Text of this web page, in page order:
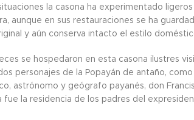
la casona ha experimentado
aunque en sus restauraciones se ha
y aún conserva intacto el estilo
se hospedaron en esta casona ilustres
personajes de la Popayán de antaño, como
astrónomo y geógrafo payanés, don
fue la residencia de los padres del